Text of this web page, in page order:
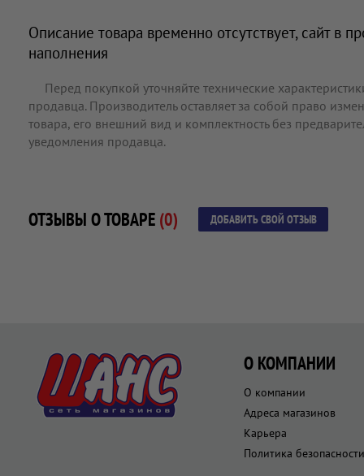
Описание товара временно отсутствует, сайт в
наполнения
Перед покупкой уточняйте технические
продавца. Производитель оставляет за собой право
товара, его внешний вид и комплектность без
уведомления продавца.
ОТЗЫВЫ О ТОВАРЕ (0) ДОБАВИТЬ СВОЙ ОТЗЫВ
О КОМПАНИИ
О компании
Адреса магазинов
Карьера
Политика безопасности